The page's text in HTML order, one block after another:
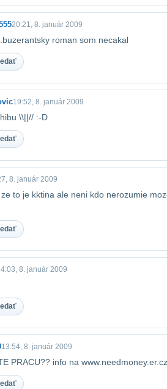
20:21, 8. január 2009
roman som necakal
19:52, 8. január 2009
\\||// :-D
8. január 2009
to je kktina ale neni kdo nerozumie
8. január 2009
13:54, 8. január 2009
PRACU?? info na www.needmoney.er.cz